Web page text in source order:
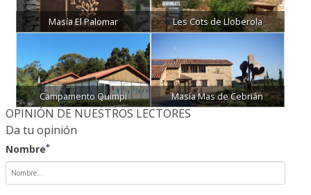
Masía El Palomar Les Cots de Lloberola
Campamento Quimpi Masía Mas de Cebrián
OPINIÓN DE NUESTROS LECTORES
Da tu opinión
Nombre*